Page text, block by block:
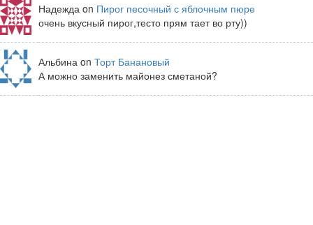
Надежда on Пирог песочный с яблочным пюре
очень вкусный пирог,тесто прям тает во рту))
Альбина on Торт Банановый
А можно заменить майонез сметаной?